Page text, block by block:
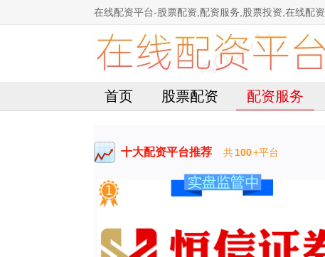
在线配资平台-股票配资,配资服务,股票投资,在线配资
首页 股票配资 配资服务
十大配资平台推荐 共100+平台